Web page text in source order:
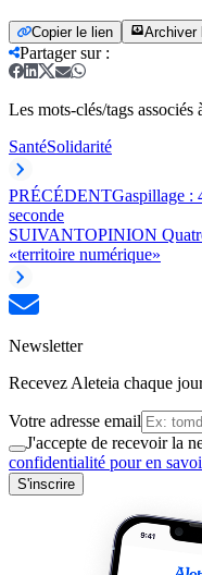
Copier le lien Archiver
Partager sur:
Les mots-clés/tags associés
SantéSolidarité
PRÉCÉDENTGaspillage :
seconde
SUIVANTOPINION
«territoire numérique»
Newsletter
Recevez Aleteia chaque
Votre adresse email
J'accepte de recevoir la
confidentialité pour en
S'inscrire